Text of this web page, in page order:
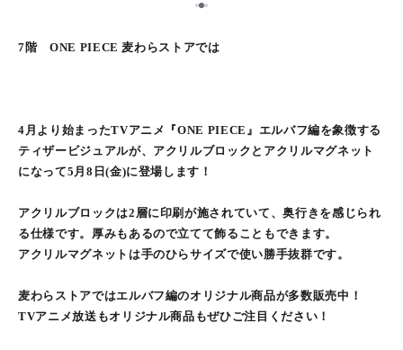
12
7階 ONE PIECE 麦わらストアでは
4月より始まったTVアニメ『ONE PIECE』エルバフ編を象徴する
ティザービジュアルが、アクリルブロックとアクリルマグネット
になって5月8日(金)に登場します！
アクリルブロックは2層に印刷が施されていて、奥行きを感じられ
る仕様です。厚みもあるので立てて飾ることもできます。
アクリルマグネットは手のひらサイズで使い勝手抜群です。
麦わらストアではエルバフ編のオリジナル商品が多数販売中！
TVアニメ放送もオリジナル商品もぜひご注目ください！